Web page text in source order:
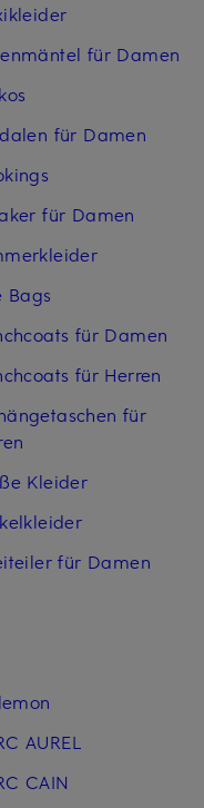
für Damen
für Damen
für Damen
Bags
für Damen
für Herren
für
Kleider
für Damen
AUREL
CAIN